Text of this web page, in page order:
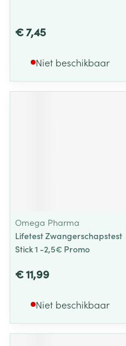
€ 7,45
Niet beschikbaar
Omega Pharma
Lifetest Zwangerschapstest
Stick 1 -2,5€ Promo
€ 11,99
Niet beschikbaar